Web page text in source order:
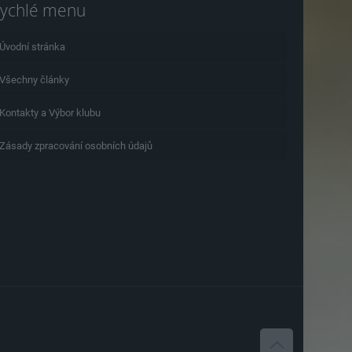
menu
stránka
články
a Výbor klubu
zpracování osobních údajů